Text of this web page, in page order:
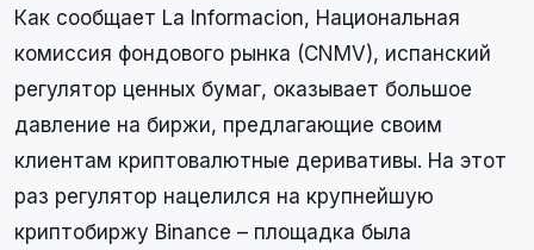
Как сообщает La Informacion, Национальная
комиссия фондового рынка (CNMV), испанский
регулятор ценных бумаг, оказывает большое
давление на биржи, предлагающие своим
клиентам криптовалютные деривативы. На этот
раз регулятор нацелился на крупнейшую
криптобиржу Binance – площадка была